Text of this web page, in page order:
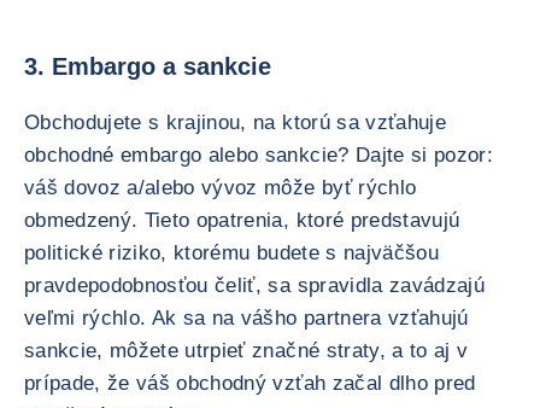
3. Embargo a sankcie
Obchodujete s krajinou, na ktorú sa vzťahuje
obchodné embargo alebo sankcie? Dajte si pozor:
váš dovoz a/alebo vývoz môže byť rýchlo
obmedzený. Tieto opatrenia, ktoré predstavujú
politické riziko, ktorému budete s najväčšou
pravdepodobnosťou čeliť, sa spravidla zavádzajú
veľmi rýchlo. Ak sa na vášho partnera vzťahujú
sankcie, môžete utrpieť značné straty, a to aj v
prípade, že váš obchodný vzťah začal dlho pred